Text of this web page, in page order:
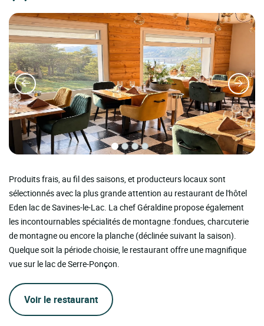
Produits frais, au fil des saisons, et producteurs locaux sont
sélectionnés avec la plus grande attention au restaurant de l'hôtel
Eden lac de Savines-le-Lac. La chef Géraldine propose également
les incontournables spécialités de montagne :fondues, charcuterie
de montagne ou encore la planche (déclinée suivant la saison).
Quelque soit la période choisie, le restaurant offre une magnifique
vue sur le lac de Serre-Ponçon.
Voir le restaurant